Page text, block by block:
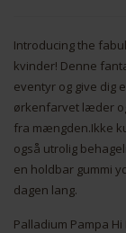
Introducing the
kvinder! Denne
eventyr og give dig
ørkenfarvet læder
fra mængden.Ikke
også utrolig
en holdbar gummi
dagen lang.
Palladium Pampa